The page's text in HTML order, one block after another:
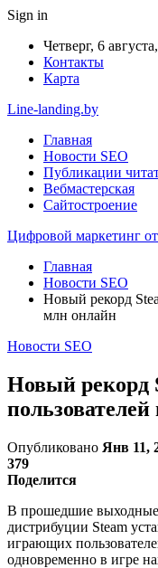
Sign in
Четверг, 6
Контакты
Карта
Line-landing.by
Главная
Новости SEO
Публикации
Вебмастерская
Сайтостроение
Цифровой маркетинг
Главная
Новости SEO
Новый рекорд
млн онлайн
Новости SEO
Новый рекорд
Опубликовано Янв 11,
379
Поделится
В прошедшие
дистрибуции Steam
играющих
одновременно в игре